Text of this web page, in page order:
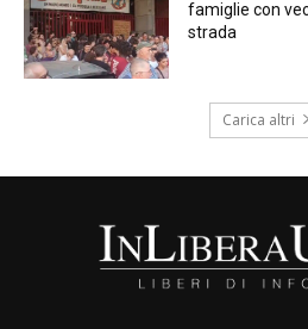
famiglie con
strada
Carica altri